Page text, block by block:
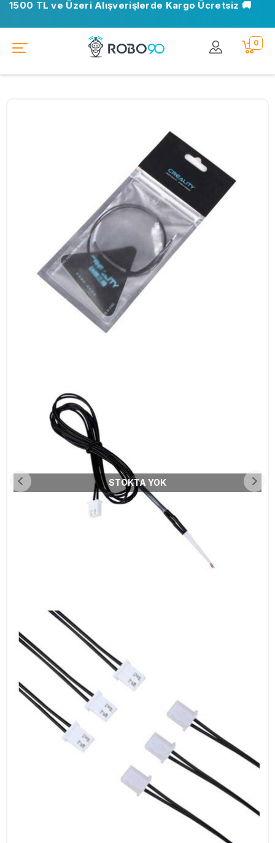
1500 TL ve Üzeri Alışverişlerde Kargo Ücretsiz 🚚
0
STOKTA YOK